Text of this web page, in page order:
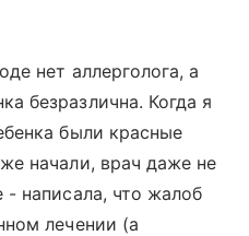
нет аллерголога, а
безразлична. Когда я
были красные
начали, врач даже не
- написала, что жалоб
лечении (а